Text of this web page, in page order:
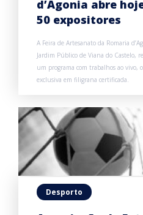
d’Agonia abre
50 expositores
A Feira de Artesanato da Romaria
Jardim Público de Viana do Castelo,
um programa com trabalhos ao vivo,
exclusiva em filigrana certificada.
Desporto